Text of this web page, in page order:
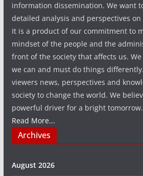
information dissemination. We want
detailed analysis and perspectives
It is a product of our commitment to
mindset of the people and the
front of the society that affects us.
we can and must do things
viewers news, perspectives and
society to change the world. We
powerful driver for a bright tomorrow.
Read More...
Archives
August 2026